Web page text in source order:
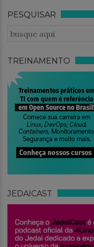
PESQUISAR
TREINAMENTO
JEDAICAST